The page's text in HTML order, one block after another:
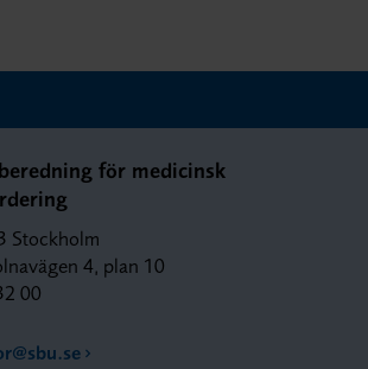
för medicinsk
Stockholm
4, plan 10
00